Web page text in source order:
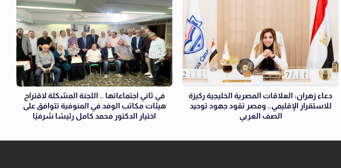
دعاء زهران: العلاقات المصرية الخليجية ركيزة
للاستقرار الإقليمي.. ومصر تقود جهود توحيد
الصف العربي
في ثاني اجتماعاتها .. اللجنة المشكلة لاقتراح
هيئات مكاتب الوفد في المنوفية تتوافق على
اختيار الدكتور محمد كامل رئيسًا شرفيًا